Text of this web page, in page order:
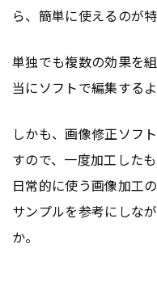
ら、簡単に使えるのが特
単独でも複数の効果を
当にソフトで編集する
しかも、画像修正ソフ
すので、一度加工した
日常的に使う画像加工
サンプルを参考にしな
か。